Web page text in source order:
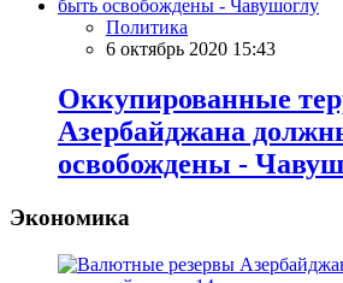
Политика
6 октябрь 2020 15:43
Оккупированные
Азербайджана
освобождены -
Экономика